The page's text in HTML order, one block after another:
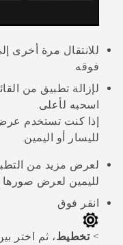
للانتقال مرة أخرى
فوقه.
لإزالة تطبيق من
اسحبه لأعلى.
إذا كنت تستخدم
لليسار أو اليمين.
لعرض مزيد من
لليمين لعرض صورها
انقر فوق
>تخطيط، ثم اختر